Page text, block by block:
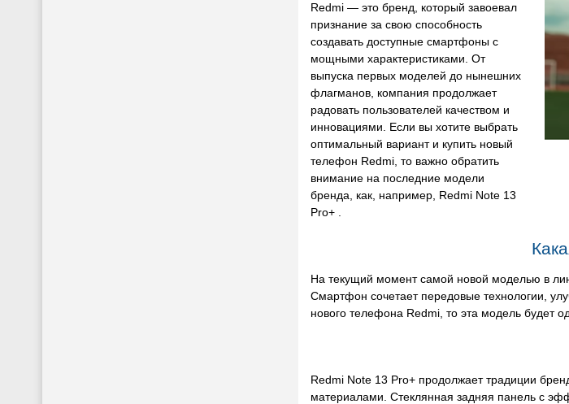
Redmi — это бренд, который завоевал
признание за свою способность
создавать доступные смартфоны с
мощными характеристиками. От
выпуска первых моделей до нынешних
флагманов, компания продолжает
радовать пользователей качеством и
инновациями. Если вы хотите выбрать
оптимальный вариант и купить новый
телефон Redmi, то важно обратить
внимание на последние модели
бренда, как, например, Redmi Note 13
Pro+ .
На текущий момент самой новой моделью в
Смартфон сочетает передовые технологии,
нового телефона Redmi, то эта модель будет
Redmi Note 13 Pro+ продолжает традиции
материалами. Стеклянная задняя панель с